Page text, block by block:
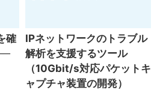
どの高価な専用測定器が必要
となり、その操作や解析には
高度な専門スキルが必要とな
ります。そこで、NTT東日本
技術協力センタでは、市販の
確
IPネットワークのトラブル
解析を支援するツール
（10Gbit/s対応パケットキ
ャプチャ装置の開発）